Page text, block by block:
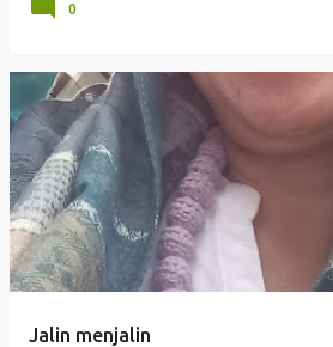
0
Jalin menjalin